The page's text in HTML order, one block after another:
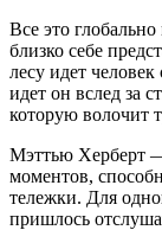
Все это
близко себе
лесу идет
идет он вслед за
которую волочит
Мэттью Херберт
моментов,
тележки. Для
пришлось